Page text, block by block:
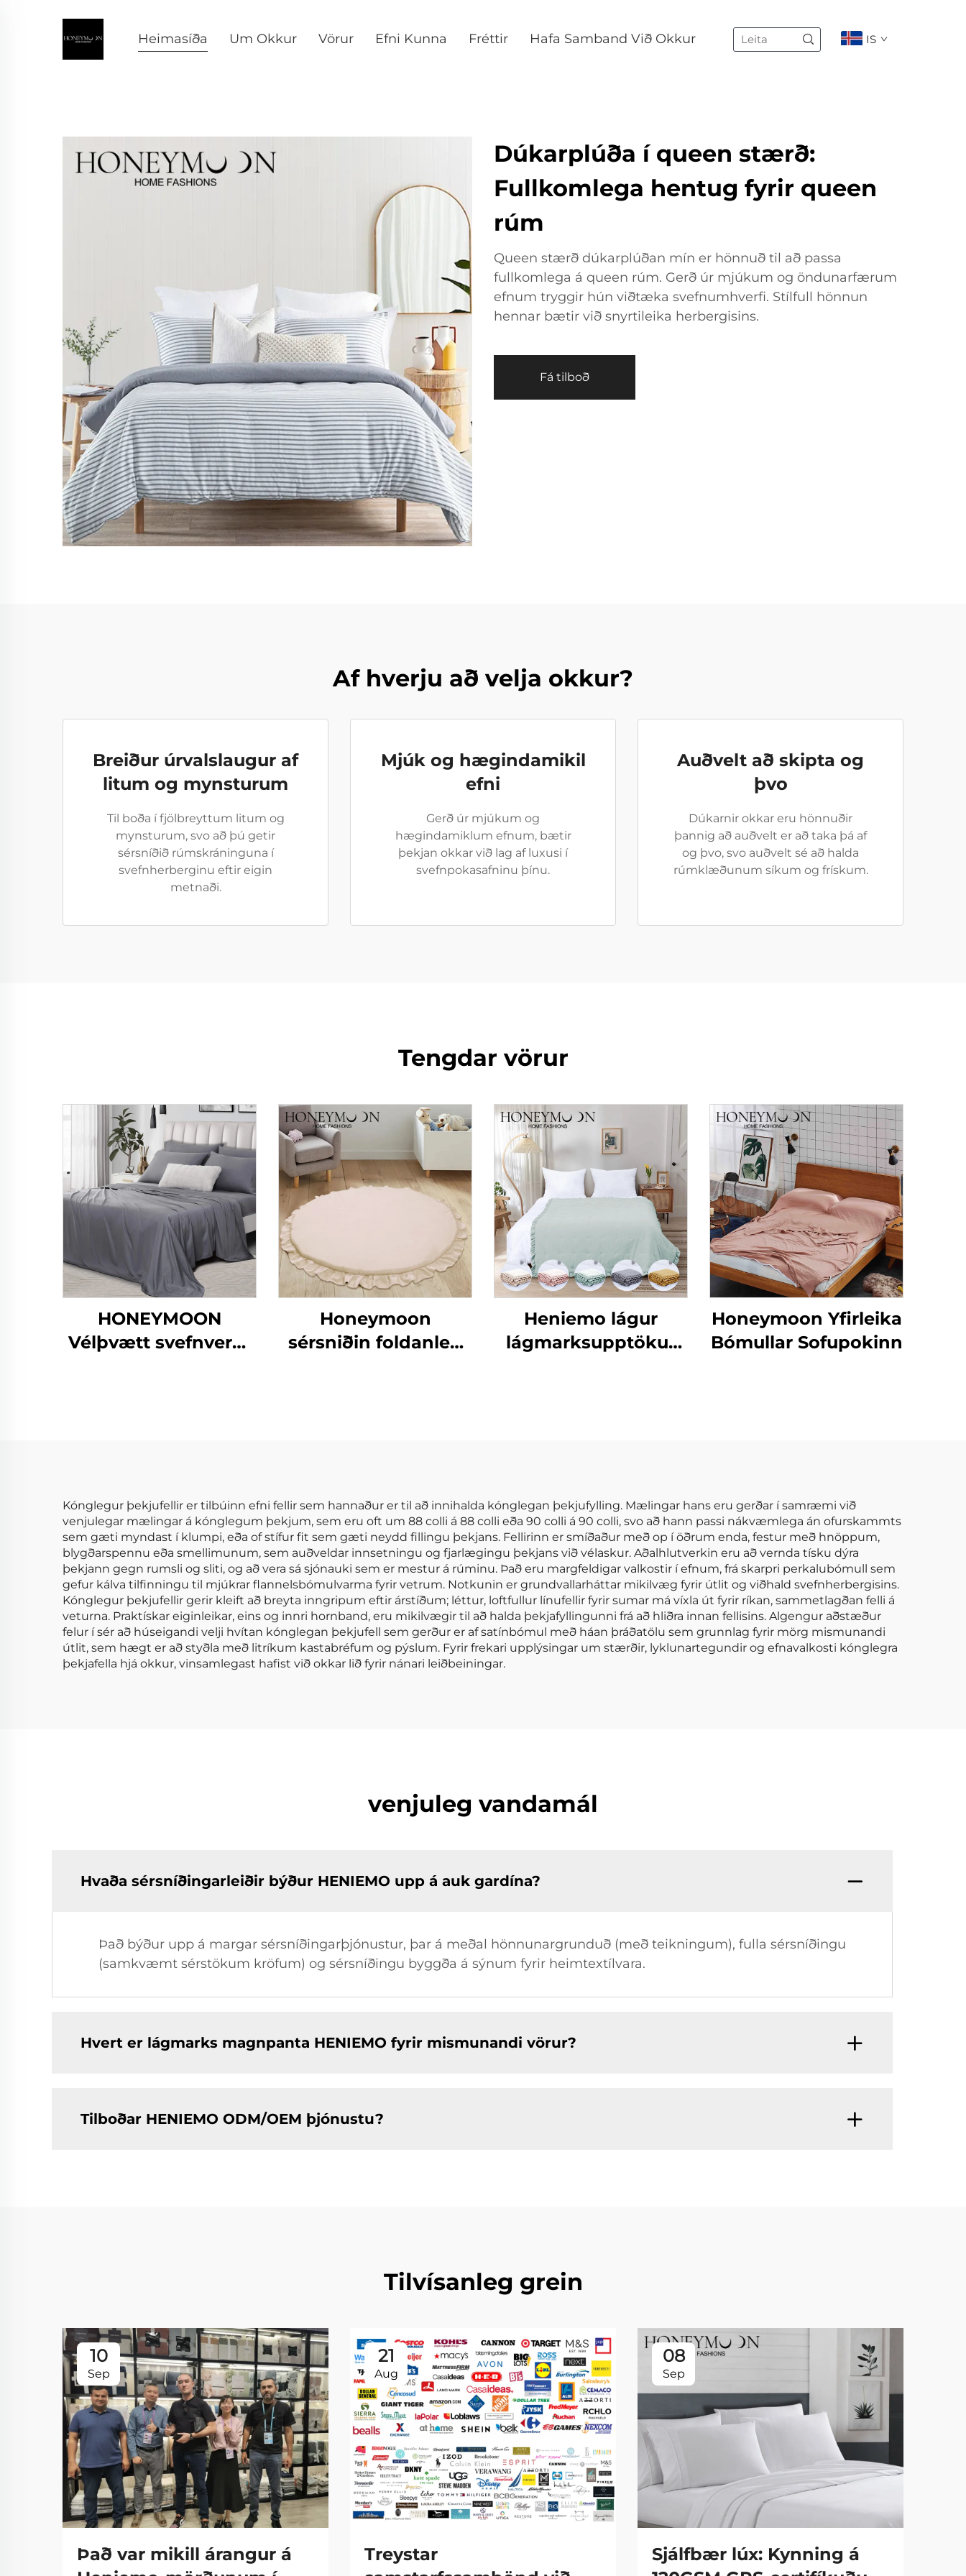
Heimasíða Um Okkur Vörur Efni Kunna Fréttir Hafa Samband Við Okkur IS
Dúkarplúða í queen stærð:
Fullkomlega hentug fyrir queen
rúm
Queen stærð dúkarplúðan mín er hönnuð til að passa
fullkomlega á queen rúm. Gerð úr mjúkum og öndunarfærum
efnum tryggir hún viðtæka svefnumhverfi. Stílfull hönnun
hennar bætir við snyrtileika herbergisins.
Fá tilboð
Af hverju að velja okkur?
Breiður úrvalslaugur af
litum og mynsturum
Til boða í fjölbreyttum litum og
mynsturum, svo að þú getir
sérsníðið rúmskráninguna í
svefnherberginu eftir eigin
metnaði.
Mjúk og hægindamikil
efni
Gerð úr mjúkum og
hægindamiklum efnum, bætir
þekjan okkar við lag af luxusi í
svefnpokasafninu þínu.
Auðvelt að skipta og
þvo
Dúkarnir okkar eru hönnuðir
þannig að auðvelt er að taka þá af
og þvo, svo auðvelt sé að halda
rúmklæðunum síkum og frískum.
Tengdar vörur
HONEYMOON
Vélþvætt svefnverur
Honeymoon
sérsniðin foldanleg
Heniemo lágur
lágmarksupptökur
Honeymoon Yfirleika
Bómullar Sofupokinn
Kónglegur þekjufellir er tilbúinn efni fellir sem hannaður er til að innihalda kónglegan þekjufylling. Mælingar hans eru gerðar í samræmi við
venjulegar mælingar á kónglegum þekjum, sem eru oft um 88 colli á 88 colli eða 90 colli á 90 colli, svo að hann passi nákvæmlega án ofurskammts
sem gæti myndast í klumpi, eða of stífur fit sem gæti neydd fillingu þekjans. Fellirinn er smíðaður með op í öðrum enda, festur með hnöppum,
blygðarspennu eða smellimunum, sem auðveldar innsetningu og fjarlægingu þekjans við vélaskur. Aðalhlutverkin eru að vernda tísku dýra
þekjann gegn rumsli og sliti, og að vera sá sjónauki sem er mestur á rúminu. Það eru margfeldigar valkostir í efnum, frá skarpri perkalubómull sem
gefur kálva tilfinningu til mjúkrar flannelsbómulvarma fyrir vetrum. Notkunin er grundvallarháttar mikilvæg fyrir útlit og viðhald svefnherbergisins.
Kónglegur þekjufellir gerir kleift að breyta inngripum eftir árstíðum; léttur, loftfullur línufellir fyrir sumar má víxla út fyrir ríkan, sammetlagðan felli á
veturna. Praktískar eiginleikar, eins og innri hornband, eru mikilvægir til að halda þekjafyllingunni frá að hliðra innan fellisins. Algengur aðstæður
felur í sér að húseigandi velji hvítan kónglegan þekjufell sem gerður er af satínbómul með háan þráðatölu sem grunnlag fyrir mörg mismunandi
útlit, sem hægt er að styðla með litríkum kastabréfum og pýslum. Fyrir frekari upplýsingar um stærðir, lyklunartegundir og efnavalkosti kónglegra
þekjafella hjá okkur, vinsamlegast hafist við okkar lið fyrir nánari leiðbeiningar.
venjuleg vandamál
Hvaða sérsníðingarleiðir býður HENIEMO upp á auk gardína?
Það býður upp á margar sérsníðingarþjónustur, þar á meðal hönnunargrunduð (með teikningum), fulla sérsníðingu
(samkvæmt sérstökum kröfum) og sérsníðingu byggða á sýnum fyrir heimtextílvara.
Hvert er lágmarks magnpanta HENIEMO fyrir mismunandi vörur?
Tilboðar HENIEMO ODM/OEM þjónustu?
Tilvísanleg grein
10
Sep
Það var mikill árangur á
21
Aug
Treystar
08
Sep
Sjálfbær lúx: Kynning á